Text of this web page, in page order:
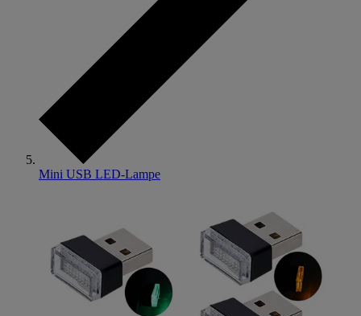
Mini USB LED-Lampe